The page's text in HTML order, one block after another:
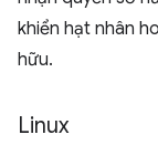
khiển hạt nhân
hữu.
Linux